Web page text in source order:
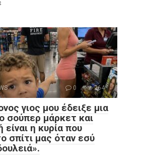
0 264
γιος μου έδειξε μια
σούπερ μάρκετ και
είναι η κυρία που
σπίτι μας όταν εσύ